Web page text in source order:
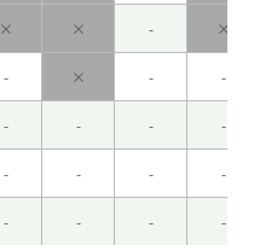
我也这么想，我去
个人更放松，计划也
老师说的意思。 我期
( 50代 男性 )
× × - ×
- × - -
- - - -
- - - -
- - - -